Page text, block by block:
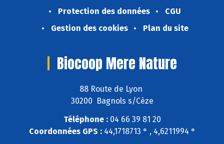
Protection des données
CGU
Gestion des cookies
Plan du site
Biocoop Mere Nature
88 Route de Lyon
30200 Bagnols s/Cèze
Téléphone :04 66 39 81 20
Coordonnées GPS :44,1718713 ° , 4,6211994 °